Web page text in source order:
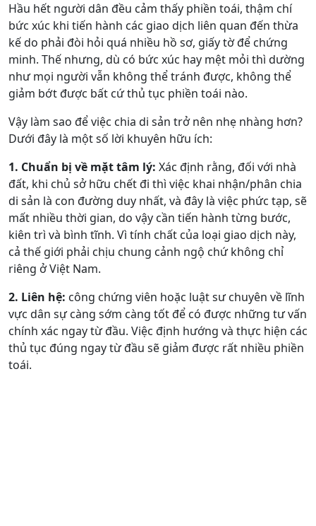
Hầu hết người dân đều cảm thấy phiền toái, thậm chí
bức xúc khi tiến hành các giao dịch liên quan đến thừa
kế do phải đòi hỏi quá nhiều hồ sơ, giấy tờ để chứng
minh. Thế nhưng, dù có bức xúc hay mệt mỏi thì dường
như mọi người vẫn không thể tránh được, không thể
giảm bớt được bất cứ thủ tục phiền toái nào.
Vậy làm sao để việc chia di sản trở nên nhẹ nhàng hơn?
Dưới đây là một số lời khuyên hữu ích:
1. Chuẩn bị về mặt tâm lý: Xác định rằng, đối với nhà
đất, khi chủ sở hữu chết đi thì việc khai nhận/phân chia
di sản là con đường duy nhất, và đây là việc phức tạp, sẽ
mất nhiều thời gian, do vậy cần tiến hành từng bước,
kiên trì và bình tĩnh. Vì tính chất của loại giao dịch này,
cả thế giới phải chịu chung cảnh ngộ chứ không chỉ
riêng ở Việt Nam.
2. Liên hệ: công chứng viên hoặc luật sư chuyên về lĩnh
vực dân sự càng sớm càng tốt để có được những tư vấn
chính xác ngay từ đầu. Việc định hướng và thực hiện các
thủ tục đúng ngay từ đầu sẽ giảm được rất nhiều phiền
toái.